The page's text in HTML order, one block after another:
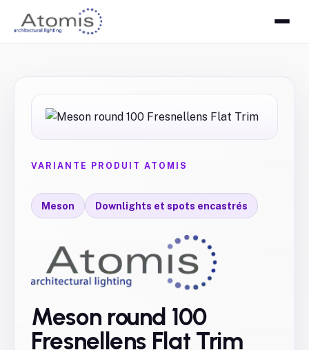
VARIANTE PRODUIT ATOMIS
Meson Downlights et spots encastrés
Meson round 100
Fresnellens Flat Trim